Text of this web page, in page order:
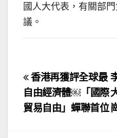
國人大代表，有關部
議。
文
章
導
香港再獲評全球最
自由經濟體￼「國際
貿易自由」蟬聯首位